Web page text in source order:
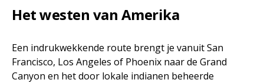
Het westen van Amerika
Een indrukwekkende route brengt je vanuit San
Francisco, Los Angeles of Phoenix naar de Grand
Canyon en het door lokale indianen beheerde